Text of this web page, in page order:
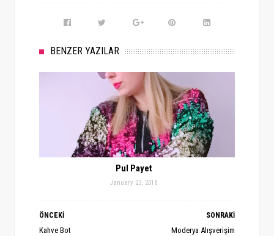
BENZER YAZILAR
Pul Payet
January 23, 2018
SONRAKİ
Moderya Alışverişim
ÖNCEKİ
Kahve Bot